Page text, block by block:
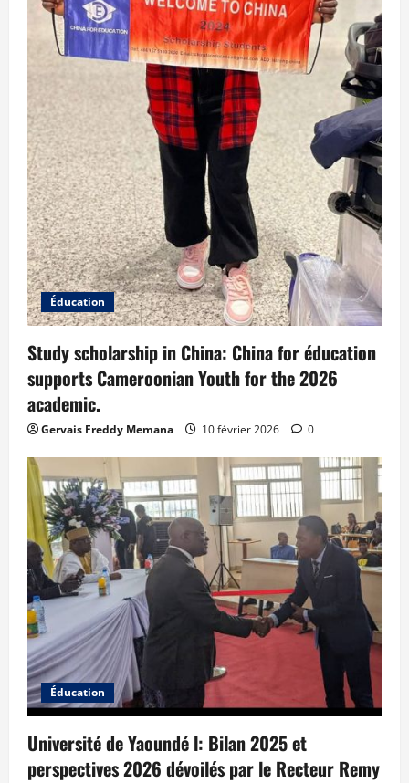
Éducation
Study scholarship in China: China for éducation
supports Cameroonian Youth for the 2026
academic.
Gervais Freddy Memana 10 février 2026 0
Éducation
Université de Yaoundé l: Bilan 2025 et
perspectives 2026 dévoilés par le Recteur Remy